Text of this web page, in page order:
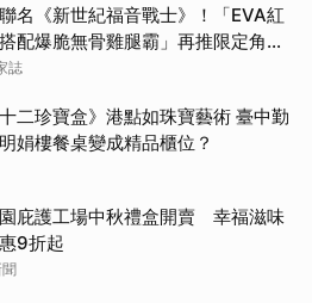
名《新世紀福音戰士》！「EVA紅
配爆脆無骨雞腿霸」再推限定角色
必搶收
誌
十二珍寶盒》港點如珠寶藝術 臺中勤
娟樓餐桌變成精品櫃位？
庇護工場中秋禮盒開賣 幸福滋味
9折起